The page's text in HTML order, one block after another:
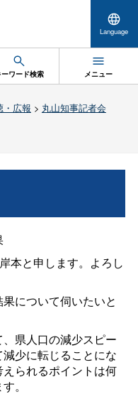
Language
ーワード検索 メニュー
・広報 > 丸山知事記者会
本と申します。よろし
について伺いたいと
県人口の減少スピー
少に転じることにな
られるポイントは何
。